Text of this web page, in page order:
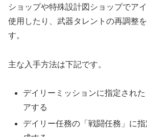
ショップや特殊設計図ショップでア
使用したり、武器タレントの再調整
す。
主な入手方法は下記です。
デイリーミッションに指定され
アする
デイリー任務の「戦闘任務」に